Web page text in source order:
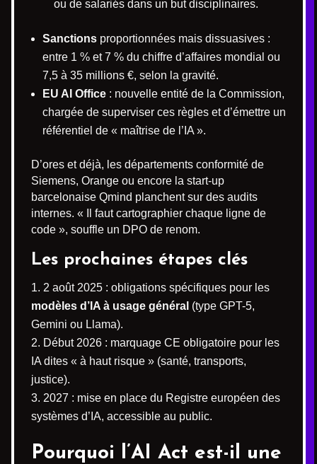
ou de salariés dans un but disciplinaires.
Sanctions proportionnées mais dissuasives :
entre 1 % et 7 % du chiffre d’affaires mondial ou
7,5 à 35 millions €, selon la gravité.
EU AI Office : nouvelle entité de la Commission,
chargée de superviser ces règles et d’émettre un
référentiel de « maîtrise de l’IA ».
D’ores et déjà, les départements conformité de
Siemens, Orange ou encore la start-up
barcelonaise Qmind planchent sur des audits
internes. « Il faut cartographier chaque ligne de
code », souffle un DPO de renom.
Les prochaines étapes clés
2 août 2025 : obligations spécifiques pour les
modèles d’IA à usage général (type GPT-5,
Gemini ou Llama).
Début 2026 : marquage CE obligatoire pour les
IA dites « à haut risque » (santé, transports,
justice).
2027 : mise en place du Registre européen des
systèmes d’IA, accessible au public.
Pourquoi l’AI Act est-il une